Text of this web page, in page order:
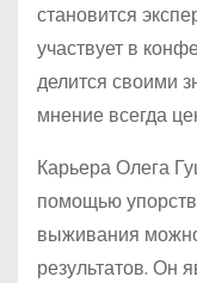
становится
участвует в
делится своими
мнение всегда
Карьера Олега
помощью
выживания
результатов. Он